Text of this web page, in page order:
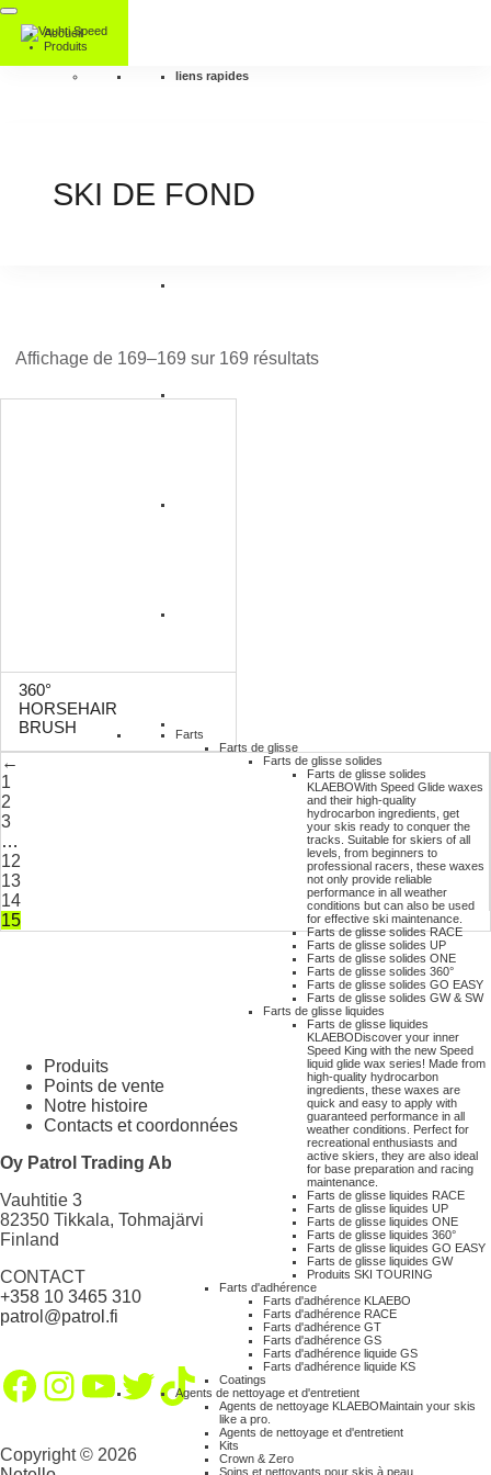
Accueil
Produits
liens rapides
Farts
Farts de glisse
Farts de glisse solides
Farts de glisse solides
KLAEBOWith Speed Glide waxes
and their high-quality
hydrocarbon ingredients, get
your skis ready to conquer the
tracks. Suitable for skiers of all
levels, from beginners to
professional racers, these waxes
not only provide reliable
performance in all weather
conditions but can also be used
for effective ski maintenance.
Farts de glisse solides RACE
Farts de glisse solides UP
Farts de glisse solides ONE
Farts de glisse solides 360°
Farts de glisse solides GO EASY
Farts de glisse solides GW & SW
Farts de glisse liquides
Farts de glisse liquides
KLAEBODiscover your inner
Speed King with the new Speed
liquid glide wax series! Made from
high-quality hydrocarbon
ingredients, these waxes are
quick and easy to apply with
guaranteed performance in all
weather conditions. Perfect for
recreational enthusiasts and
active skiers, they are also ideal
for base preparation and racing
maintenance.
Farts de glisse liquides RACE
Farts de glisse liquides UP
Farts de glisse liquides ONE
Farts de glisse liquides 360°
Farts de glisse liquides GO EASY
Farts de glisse liquides GW
Produits SKI TOURING
Farts d'adhérence
Farts d'adhérence KLAEBO
Farts d'adhérence RACE
Farts d'adhérence GT
Farts d'adhérence GS
Farts d'adhérence liquide GS
Farts d'adhérence liquide KS
Coatings
Agents de nettoyage et d'entretient
Agents de nettoyage KLAEBOMaintain your skis
like a pro.
Agents de nettoyage et d'entretient
Kits
Crown & Zero
Soins et nettoyants pour skis à peau
SKI DE FOND
Affichage de 169–169 sur 169 résultats
360°
HORSEHAIR
BRUSH
←
1
2
3
…
12
13
14
15
Produits
Points de vente
Notre histoire
Contacts et coordonnées
Oy Patrol Trading Ab
Vauhtitie 3
82350 Tikkala, Tohmajärvi
Finland
CONTACT
+358 10 3465 310
patrol@patrol.fi
Facebook
Instagram
YouTube
Twitter
TikTok
Copyright © 2026